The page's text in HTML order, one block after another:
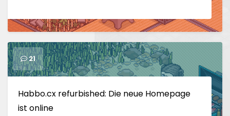
21
Habbo.cx refurbished: Die neue Homepage
ist online